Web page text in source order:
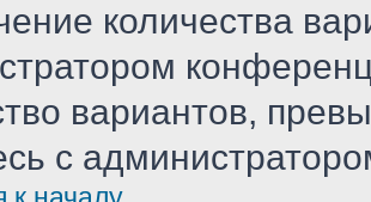
количества
вариантов,
с